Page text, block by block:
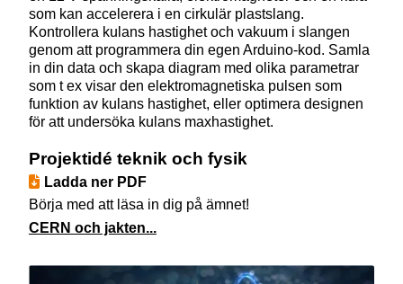
som kan accelerera i en cirkulär plastslang.
Kontrollera kulans hastighet och vakuum i slangen
genom att programmera din egen Arduino-kod. Samla
in din data och skapa diagram med olika parametrar
som t ex visar den elektromagnetiska pulsen som
funktion av kulans hastighet, eller optimera designen
för att undersöka kulans maxhastighet.
Projektidé teknik och fysik
Ladda ner PDF
Börja med att läsa in dig på ämnet!
CERN och jakten...